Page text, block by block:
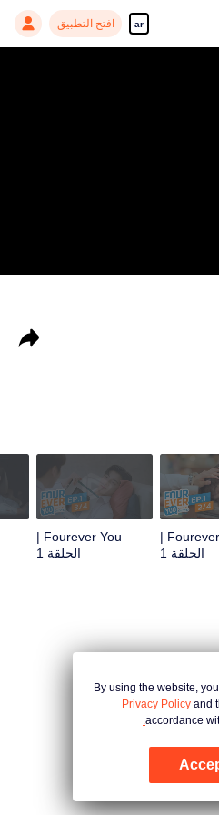
ar افتح التطبيق
Fourever You |
الحلقة 1
Fourever You |
الحلقة 1
By using the website,
Privacy Policy and
accordance